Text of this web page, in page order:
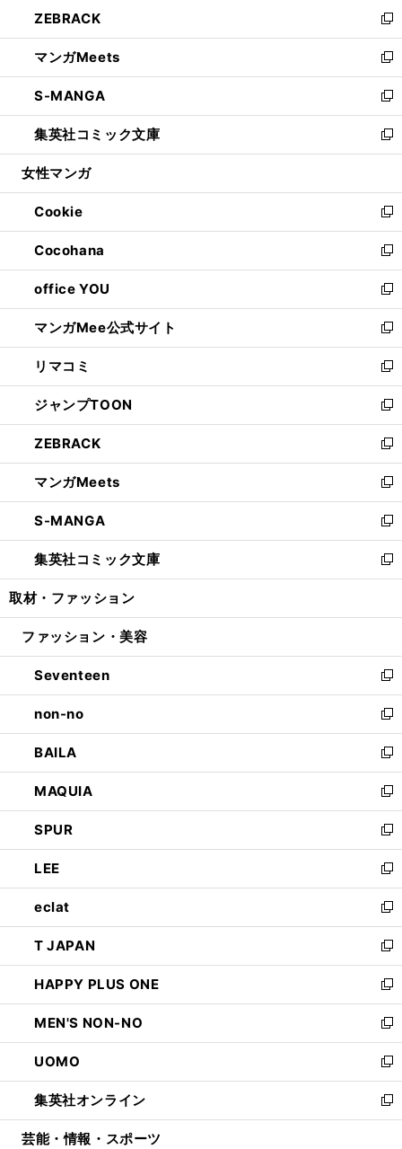
く
で
開
く
ド
ウ
で
開
く
ィ
ン
ド
ウ
で
開
く
い
ウ
ィ
ン
ド
ウ
で
開
ZEBRACK
新
し
い
ウ
ィ
ン
ド
ウ
開
く
マンガMeets
新
し
い
ウ
ィ
ン
ウ
で
開
く
S-MANGA
新
し
い
ウ
ン
ド
ウ
で
開
く
集英社コミック文庫
新
し
ウ
ィ
ン
ド
ウ
で
開
く
女性マンガ
Cookie
新
し
い
ウ
ィ
ン
ド
ウ
で
開
く
Cocohana
新
し
い
ウ
ィ
ン
ド
ウ
で
開
く
office YOU
新
し
い
ウ
ィ
ン
ド
ウ
で
開
く
マンガMee公式サイト
新
し
い
ウ
ィ
ン
ド
ウ
で
開
く
リマコミ
新
し
い
ウ
ィ
ン
ド
ウ
で
開
く
ジャンプTOON
新
し
い
ウ
ィ
ン
ド
ウ
で
開
ZEBRACK
新
し
い
ウ
ィ
ン
ド
ウ
開
マンガMeets
新
し
い
ウ
ィ
ン
ウ
開
く
S-MANGA
新
し
い
ウ
ン
ウ
で
開
く
集英社コミック文庫
新
し
ウ
ン
ド
ウ
で
開
く
取材・ファッション
ファッション・美容
Seventeen
新
し
い
ウ
ィ
ン
ド
ウ
で
開
く
non-no
新
し
い
ウ
ィ
ン
ド
ウ
で
開
く
BAILA
新
し
い
ウ
ィ
ン
ド
ウ
で
開
く
MAQUIA
新
し
い
ウ
ィ
ン
ド
ウ
で
開
く
SPUR
新
し
い
ウ
ィ
ン
ド
ウ
で
開
く
LEE
新
し
い
ウ
ィ
ン
ド
ウ
で
開
く
eclat
新
し
い
ウ
ィ
ン
ド
ウ
で
開
く
T JAPAN
新
し
い
ウ
ィ
ン
ド
ウ
で
開
HAPPY PLUS ONE
新
し
い
ウ
ィ
ン
ド
ウ
MEN'S NON-NO
新
し
い
ウ
ィ
ン
UOMO
新
し
い
ウ
集英社オンライン
新
し
芸能・情報・スポーツ